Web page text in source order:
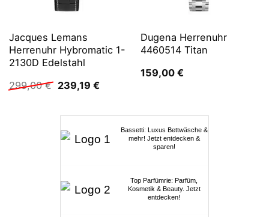
Jacques Lemans
Herrenuhr Hybromatic 1-
2130D Edelstahl
299,00€ Ursprünglicher
Preis
299,00 €
239,19 €Aktueller
239,19 €.
Dugena Herrenuhr
4460514 Titan
159,00 €
Bassetti: Luxus Bettwäsche &
mehr! Jetzt entdecken &
sparen!
Top Parfümrie: Parfüm,
Kosmetik & Beauty. Jetzt
entdecken!